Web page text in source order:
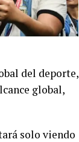
del deporte,
global,
solo viendo